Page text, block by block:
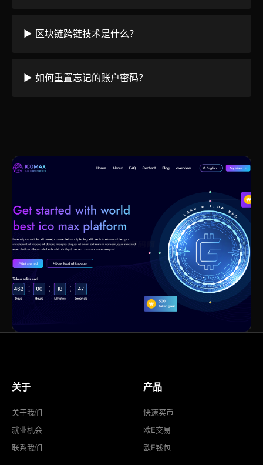
▶ 区块链跨链技术是什么？
▶ 如何重置忘记的账户密码？
关于
关于我们
就业机会
联系我们
产品
快速买币
欧E交易
欧E钱包